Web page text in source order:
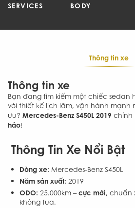
SERVICES BODY
Thông tin xe
Thông tin xe
Bạn đang tìm kiếm một chiếc sedan
với thiết kế lịch lãm, vận hành mạnh
ưu? Mercedes-Benz S450L 2019 chính
hảo!
Thông Tin Xe Nổi Bật
Dòng xe: Mercedes-Benz S450L
Năm sản xuất: 2019
ODO: 25.000km –cực mới, chuẩn
không tua.